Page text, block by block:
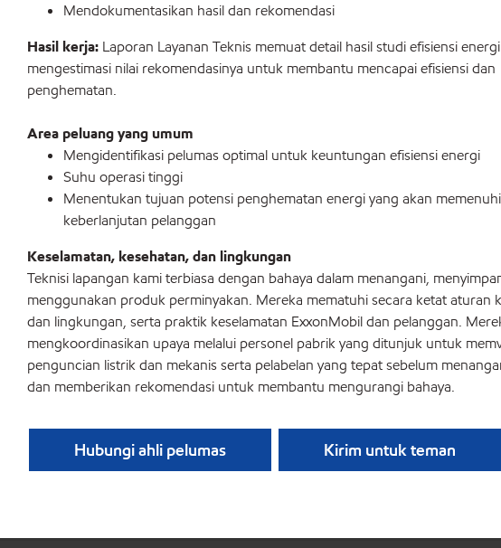
Mendokumentasikan hasil dan rekomendasi
Hasil kerja: Laporan Layanan Teknis memuat detail hasil studi efisiensi
mengestimasi nilai rekomendasinya untuk membantu mencapai efisiensi dan
penghematan.
Area peluang yang umum
Mengidentifikasi pelumas optimal untuk keuntungan efisiensi energi
Suhu operasi tinggi
Menentukan tujuan potensi penghematan energi yang akan
keberlanjutan pelanggan
Keselamatan, kesehatan, dan lingkungan
Teknisi lapangan kami terbiasa dengan bahaya dalam menangani,
menggunakan produk perminyakan. Mereka mematuhi secara ketat aturan
dan lingkungan, serta praktik keselamatan ExxonMobil dan pelanggan.
mengkoordinasikan upaya melalui personel pabrik yang ditunjuk untuk
penguncian listrik dan mekanis serta pelabelan yang tepat sebelum
dan memberikan rekomendasi untuk membantu mengurangi bahaya.
Hubungi ahli pelumas Kirim untuk teman